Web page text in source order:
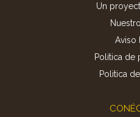
Un
Aviso
Política de
Politica